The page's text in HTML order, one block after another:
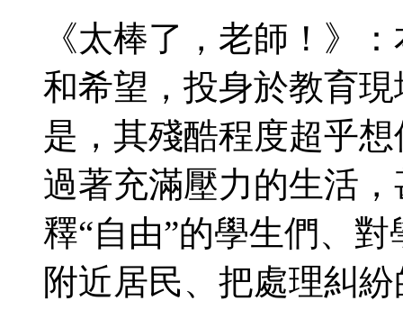
《太棒了，老師！》
和希望，投身於教育
是，其殘酷程度超乎
過著充滿壓力的生活
釋“自由”的學生們、
附近居民、把處理糾